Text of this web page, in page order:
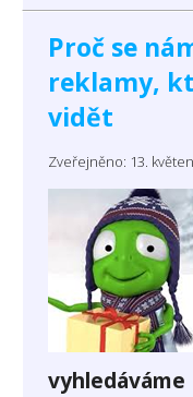
Proč se
reklamy,
vidět
Zveřejněno: 13.
vyhledáváme